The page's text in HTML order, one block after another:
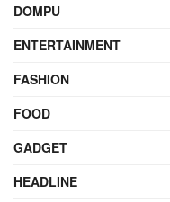
DOMPU
ENTERTAINMENT
FASHION
FOOD
GADGET
HEADLINE